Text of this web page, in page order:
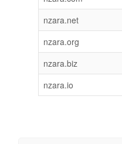
nzara.net
nzara.org
nzara.biz
nzara.io